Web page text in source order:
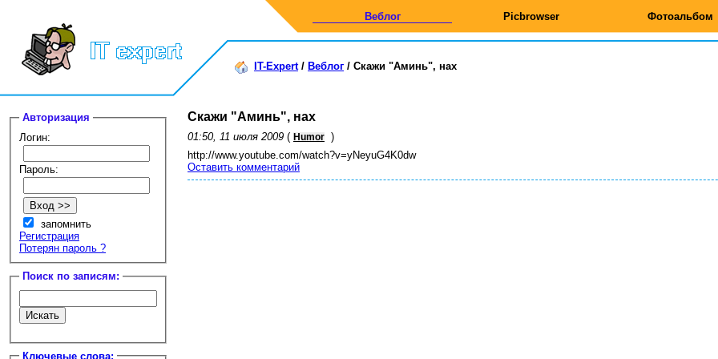
Веблог Picbrowser Фотоальбом
IT-Expert/ Веблог / Скажи "Аминь", нах
Авторизация
Логин:
Пароль:
запомнить
Регистрация
Потерян пароль ?
Поиск по записям:
Ключевые слова:
Скажи "Аминь", нах
01:50, 11 июля 2009 ( Humor
)
http://www.youtube.com/watch?v=yNeyuG4K0dw
Оставить комментарий